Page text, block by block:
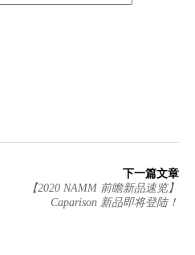
下一篇文章
【2020 NAMM 前瞻新品速览】
Caparison 新品即将登陆！